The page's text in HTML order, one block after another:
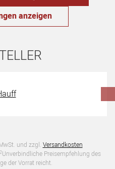
anzeigen
und zzgl. Versandkosten
2Unverbindliche Preisempfehlung des
der Vorrat reicht.